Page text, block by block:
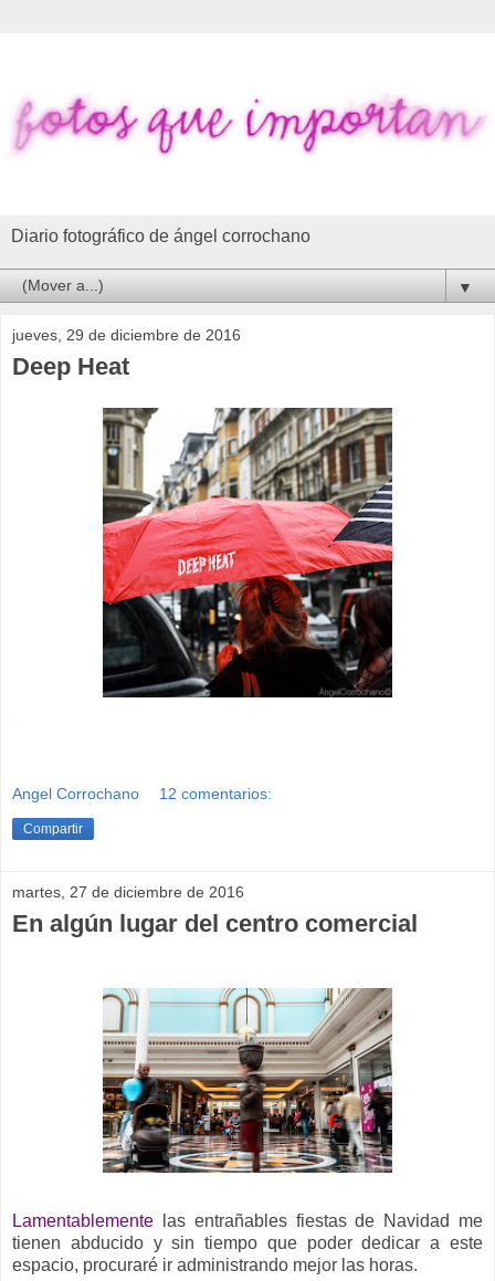
Diario fotográfico de ángel corrochano
▼
jueves, 29 de diciembre de 2016
Deep Heat
Angel Corrochano 12 comentarios:
Compartir
martes, 27 de diciembre de 2016
En algún lugar del centro comercial
Lamentablemente
las entrañables fiestas de Navidad me
tienen abducido y sin tiempo que poder dedicar a este
espacio, procuraré ir administrando mejor las horas.